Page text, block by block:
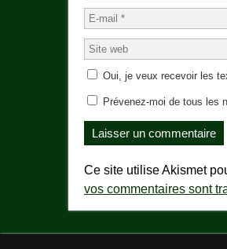
Oui, je veux recevoir les
Prévenez-moi de tous les
Ce site utilise Akismet
vos commentaires sont